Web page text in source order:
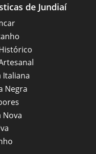
de Jundiaí
Italiana
Negra
Nova